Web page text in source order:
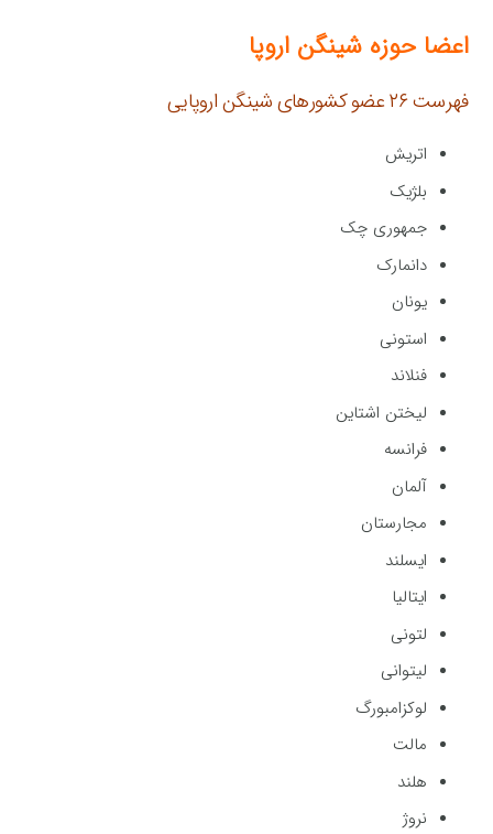
اعضا حوزه شینگن اروپا
فهرست ۲۶ عضو کشورهای شینگن اروپایی
اتریش
بلژیک
جمهوری چک
دانمارک
یونان
استونی
فنلاند
لیختن اشتاین
فرانسه
آلمان
مجارستان
ایسلند
ایتالیا
لتونی
لیتوانی
لوکزامبورگ
مالت
هلند
نروژ